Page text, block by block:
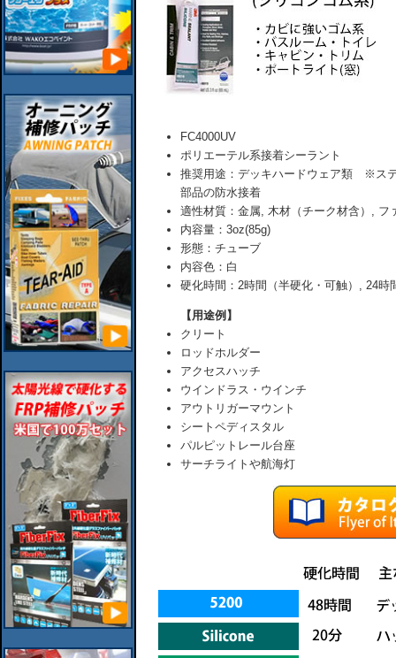
FC4000UV
ポリエーテル系接着シーラント
推奨用途：デッキハードウェア類 ※ス
部品の防水接着
適性材質：金属, 木材（チーク材含）, フ
内容量：3oz(85g)
形態：チューブ
内容色：白
硬化時間：2時間（半硬化・可触）, 24時
【用途例】
クリート
ロッドホルダー
アクセスハッチ
ウインドラス・ウインチ
アウトリガーマウント
シートペディスタル
パルピットレール台座
サーチライトや航海灯